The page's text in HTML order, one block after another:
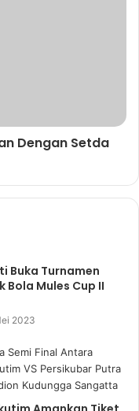
Dengan Setda
Buka Turnamen
Bola Mules Cup II
2023